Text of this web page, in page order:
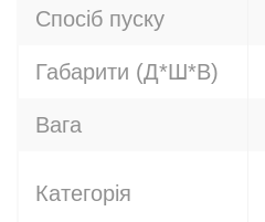
Спосіб пуску
Габарити (Д*Ш*В)
Вага
Категорія